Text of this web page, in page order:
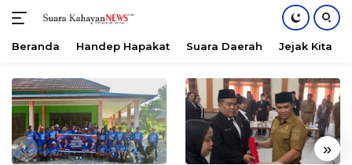
konten
Beranda Handep Hapakat Suara Daerah Jejak Kita
« »